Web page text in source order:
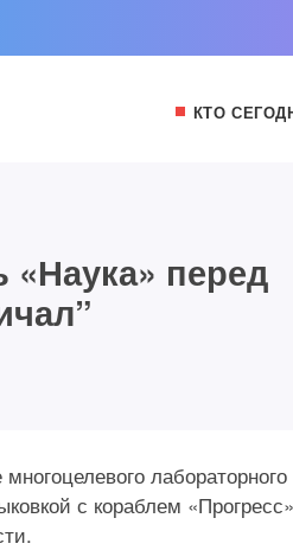
КТО
перед
лабораторного
с кораблем